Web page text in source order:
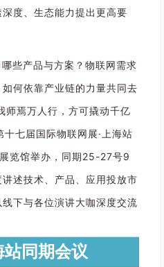
物
来
全
新
纪
元
。
外
视
角
度、生态能力提出更高要
些产品与方案？物联网需求
何依靠产业链的力量共同去
师焉万人行，方可撬动千亿
七届国际物联网展·上海站
览馆举办，同期25-27号9
述技术、产品、应用投放市
下与各位演讲大咖深度交流
同期会议